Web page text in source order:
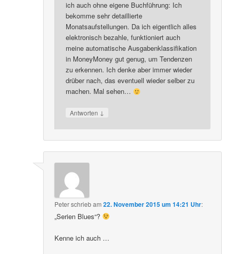
ich auch ohne eigene Buchführung: Ich
bekomme sehr detaillierte
Monatsaufstellungen. Da ich eigentlich alles
elektronisch bezahle, funktioniert auch
meine automatische Ausgabenklassifikation
in MoneyMoney gut genug, um Tendenzen
zu erkennen. Ich denke aber immer wieder
drüber nach, das eventuell wieder selber zu
machen. Mal sehen…
Antworten ↓
Peterschriebam22. November 2015 um 14:21 Uhr:
„Serien Blues“?
Kenne ich auch …